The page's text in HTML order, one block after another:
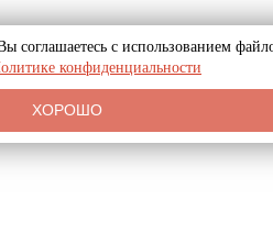
соглашаетесь с использованием
конфиденциальности
ХОРОШО